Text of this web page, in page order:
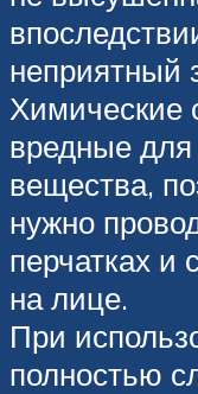
неприятный
Химические
вредные для
вещества,
нужно
перчатках и
на лице.
При
полностью